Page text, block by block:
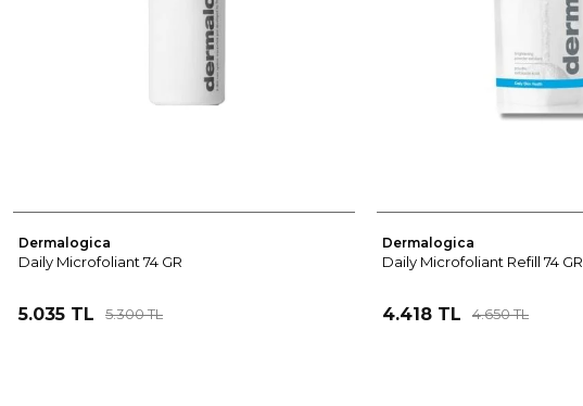
Dermalogica
Daily Microfoliant 74 GR
5.035 TL 5.300 TL
Dermalogica
Daily Microfoliant Refill 74 GR
4.418 TL 4.650 TL